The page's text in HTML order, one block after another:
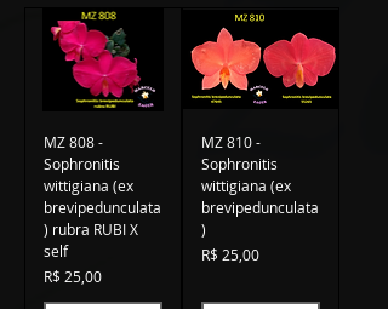
MZ 808 -
Sophronitis
wittigiana (ex
brevipedunculata
) rubra RUBI X
self
Preço
R$ 25,00
MZ 810 -
Sophronitis
wittigiana (ex
brevipedunculata
)
Preço
R$ 25,00